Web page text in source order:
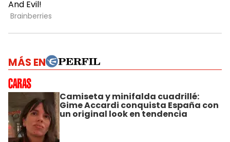
MÁS EN
Camiseta y minifalda cuadrillé:
Gime Accardi conquista España con
un original look en tendencia